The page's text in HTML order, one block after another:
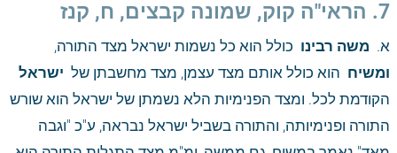
7. הראי"ה קוק, שמונה קבצים, ח, קנז
א. משה רבינו כולל הוא כל נשמות ישראל מצד התורה,
ומשיח הוא כולל אותם מצד עצמן, מצד מחשבתן של ישראל